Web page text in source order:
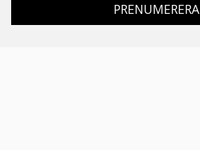
PRENUMERERA